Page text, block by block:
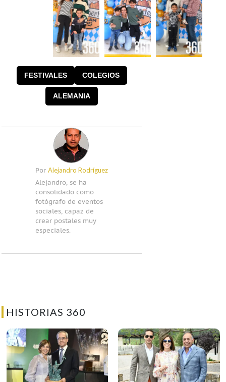
FESTIVALES COLEGIOS
ALEMANIA
PorAlejandro Rodríguez
Alejandro, se ha
consolidado como
fotógrafo de eventos
sociales, capaz de
crear postales muy
especiales.
HISTORIAS 360